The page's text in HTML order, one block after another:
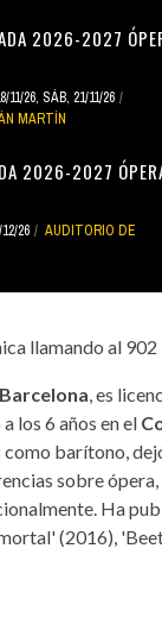
2026-2027
11/26, SÁB, 21/11/26
MARTÍN
2026-2027
26
AUDITORIO DE
llamando al 902
Barcelona , es
los 6 años en el
como barítono,
sobre
Ha
(2016),